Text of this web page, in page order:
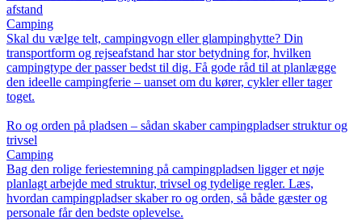
afstand
Camping
Skal du vælge telt, campingvogn eller glampinghytte? Din
transportform og rejseafstand har stor betydning for, hvilken
campingtype der passer bedst til dig. Få gode råd til at planlægge
den ideelle campingferie – uanset om du kører, cykler eller tager
toget.
Ro og orden på pladsen – sådan skaber campingpladser struktur og
trivsel
Camping
Bag den rolige feriestemning på campingpladsen ligger et nøje
planlagt arbejde med struktur, trivsel og tydelige regler. Læs,
hvordan campingpladser skaber ro og orden, så både gæster og
personale får den bedste oplevelse.